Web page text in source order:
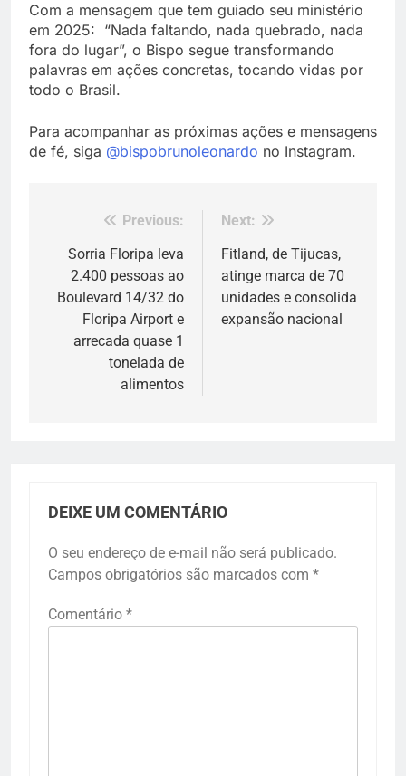
Com a mensagem que tem guiado seu ministério
em 2025: “Nada faltando, nada quebrado, nada
fora do lugar”, o Bispo segue transformando
palavras em ações concretas, tocando vidas por
todo o Brasil.
Para acompanhar as próximas ações e mensagens
de fé, siga @bispobrunoleonardo no Instagram.
Navegação
de
Post
Previous:
Sorria Floripa leva
2.400 pessoas ao
Boulevard 14/32 do
Floripa Airport e
arrecada quase 1
tonelada de
alimentos
Next:
Fitland, de Tijucas,
atinge marca de 70
unidades e consolida
expansão nacional
DEIXE UM COMENTÁRIO
O seu endereço de e-mail não será publicado.
Campos obrigatórios são marcados com *
Comentário *